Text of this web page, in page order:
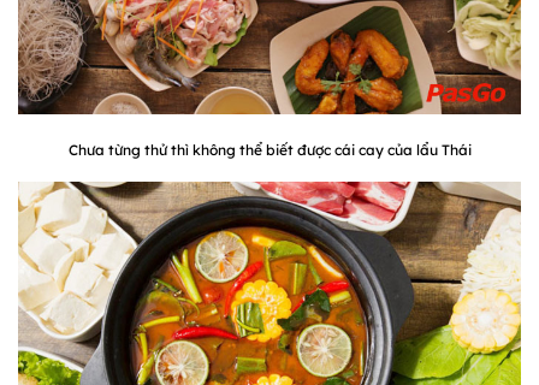
Chưa từng thử thì không thể biết được cái cay của lẩu Thái